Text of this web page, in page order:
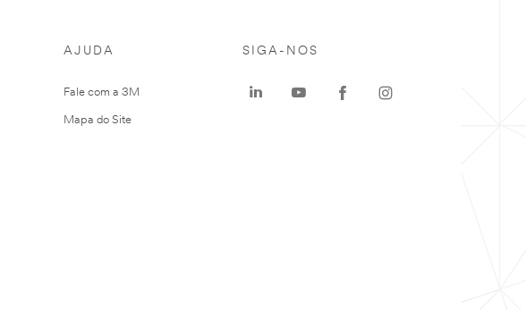
AJUDA
Fale com a 3M
Mapa do Site
SIGA-NOS